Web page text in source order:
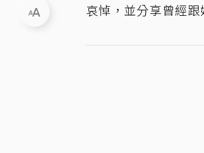
哀悼，並分享曾經